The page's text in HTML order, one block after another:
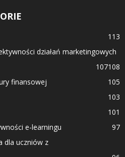
113
działań marketingowych
108
107
finansowej
105
103
101
e-learningu
97
dla uczniów z